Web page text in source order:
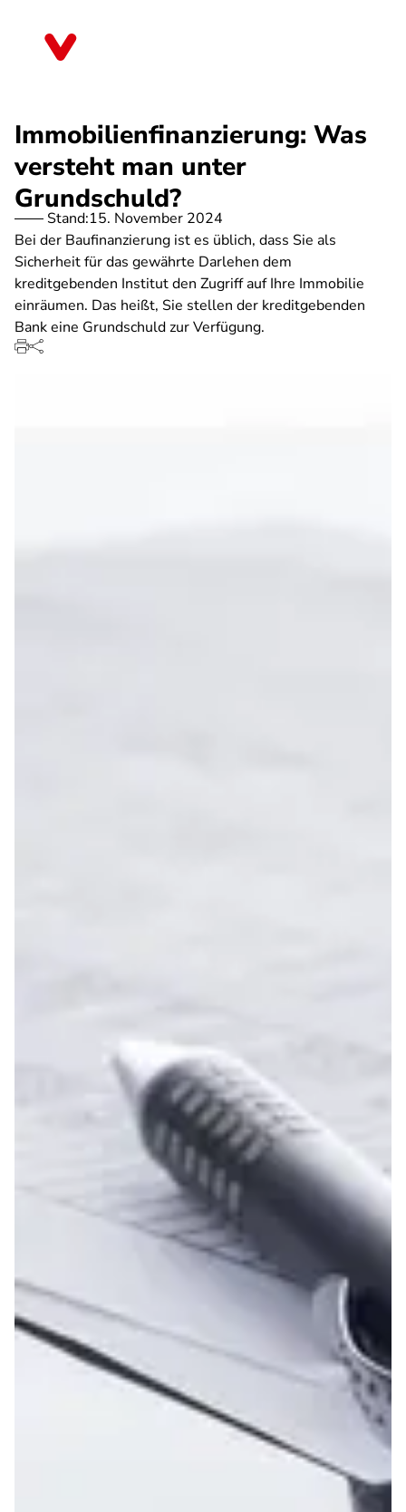
Immobilienfinanzierung: Was
versteht man unter
Grundschuld?
Stand:15. November 2024
Bei der Baufinanzierung ist es üblich, dass Sie als
Sicherheit für das gewährte Darlehen dem
kreditgebenden Institut den Zugriff auf Ihre Immobilie
einräumen. Das heißt, Sie stellen der kreditgebenden
Bank eine Grundschuld zur Verfügung.